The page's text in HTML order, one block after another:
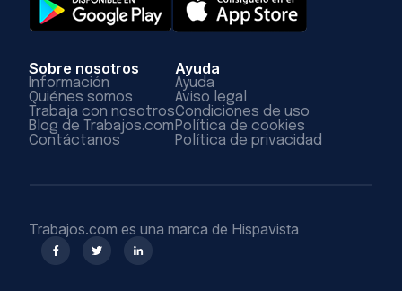
Sobre nosotros
Información
Quiénes somos
Trabaja con nosotros
Blog de Trabajos.com
Contáctanos
Ayuda
Ayuda
Aviso legal
Condiciones de uso
Política de cookies
Política de privacidad
Trabajos.com es una marca de Hispavista